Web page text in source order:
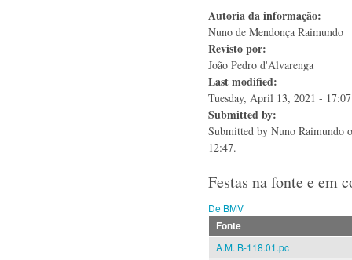
Autoria da informação:
Nuno de Mendonça Raimundo
Revisto por:
João Pedro d'Alvarenga
Last modified:
Tuesday, April 13, 2021 - 17:07
Submitted by:
Submitted by Nuno Raimundo
12:47.
Festas na fonte e em
De BMV
Fonte
A.M. B-118.01.pc